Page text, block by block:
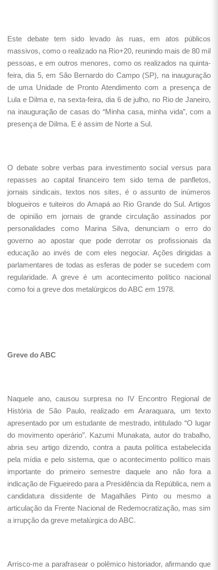
Este debate tem sido levado às ruas, em atos públicos
massivos, como o realizado na Rio+20, reunindo mais de 80 mil
pessoas, e em outros menores, como os realizados na quinta-
feira, dia 5, em São Bernardo do Campo (SP), na inauguração
de uma Unidade de Pronto Atendimento com a presença de
Lula e Dilma e, na sexta-feira, dia 6 de julho, no Rio de Janeiro,
na inauguração de casas do “Minha casa, minha vida”, com a
presença de Dilma. E é assim de Norte a Sul.
O debate sobre verbas para investimento social versus para
repasses ao capital financeiro tem sido tema de panfletos,
jornais sindicais, textos nos sites, é o assunto de inúmeros
blogueiros e tuiteiros do Amapá ao Rio Grande do Sul. Artigos
de opinião em jornais de grande circulação assinados por
personalidades como Marina Silva, denunciam o erro do
governo ao apostar que pode derrotar os profissionais da
educação ao invés de com eles negociar. Ações dirigidas a
parlamentares de todas as esferas de poder se sucedem com
regularidade. A greve é um acontecimento político nacional
como foi a greve dos metalúrgicos do ABC em 1978.
Greve do ABC
Naquele ano, causou surpresa no IV Encontro Regional de
História de São Paulo, realizado em Araraquara, um texto
apresentado por um estudante de mestrado, intitulado “O lugar
do movimento operário”. Kazumi Munakata, autor do trabalho,
abria seu artigo dizendo, contra a pauta política estabelecida
pela mídia e pelo sistema, que o acontecimento político mais
importante do primeiro semestre daquele ano não fora a
indicação de Figueiredo para a Presidência da República, nem a
candidatura dissidente de Magalhães Pinto ou mesmo a
articulação da Frente Nacional de Redemocratização, mas sim
a irrupção da greve metalúrgica do ABC.
Arrisco-me a parafrasear o polêmico historiador, afirmando que